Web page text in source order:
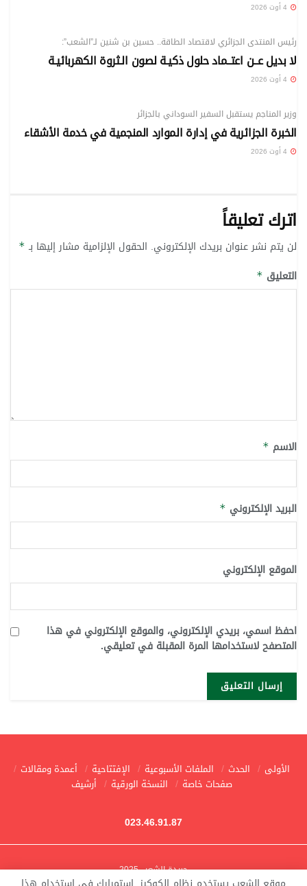
رئيس المنتدى الجزائري لاقتصاد الطاقة.. حسين بن شنين لـ”الشعب”:
لا بديل عــن اعتــماد حلول ذكيـة لصون الـثروة الكهربائيـة
وزير المناجم يستقبل السفير السوداني بالجزائر
الخبرة الجزائرية في إدارة الموارد المنجمية في خدمة الأشقاء
اترك تعليقاً
لن يتم نشر عنوان بريدك الإلكتروني. الحقول الإلزامية مشار إليها بـ *
التعليق *
الاسم *
البريد الإلكتروني *
الموقع الإلكتروني
احفظ اسمي، بريدي الإلكتروني، والموقع الإلكتروني في هذا
المتصفح لاستخدامها المرة المقبلة في تعليقي.
الأولى الحدث الملفات الأسبوعية الإفتتاحية
أعمدة ومقالات
صفحات خاصة
النسخة الورقية أرشيف
023.46.91.87
جريدة الشعب 2025